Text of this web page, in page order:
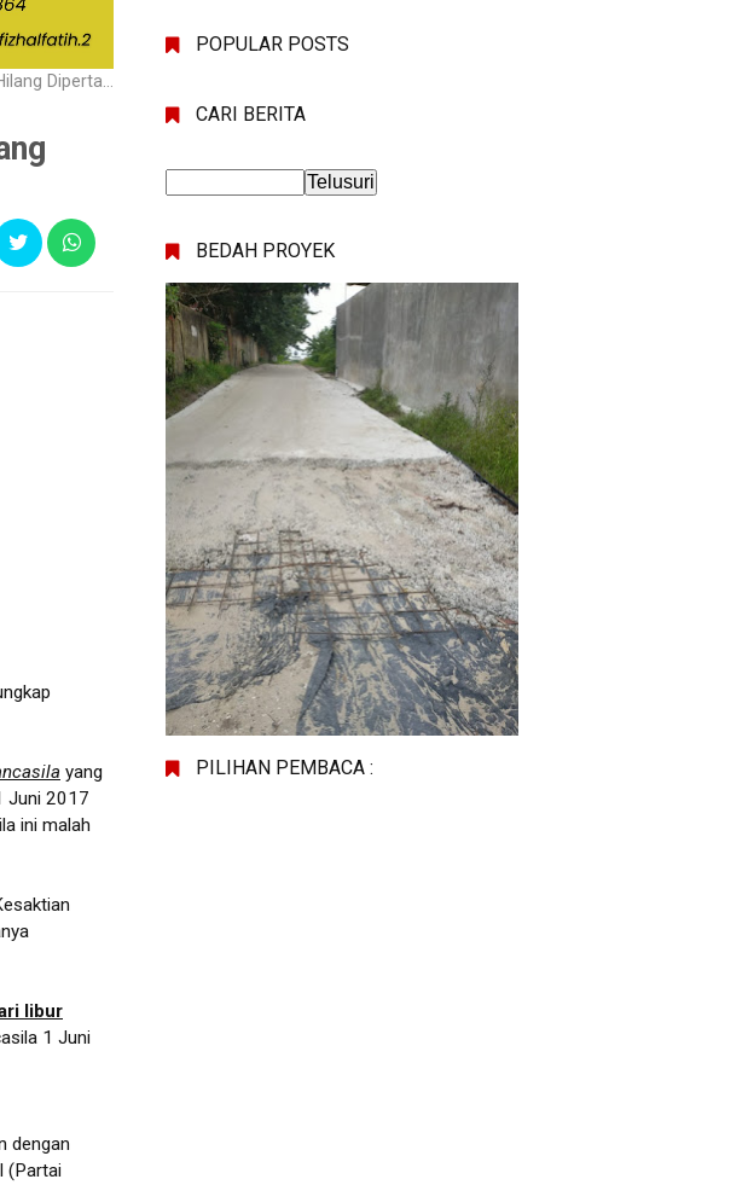
yang
Juni 2017
ini malah
libur
1 Juni
dengan
(Partai
POPULAR POSTS
CARI BERITA
BEDAH PROYEK
PILIHAN PEMBACA :